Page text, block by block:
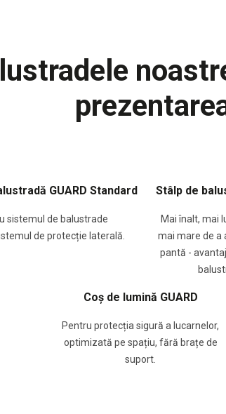
GUARD Standard
sistemul de balustrade
de protecție laterală.
Stâlp de
Mai înalt, mai
mai mare de a
pantă -
Coș de lumină GUARD
Pentru protecția sigură a lucarnelor,
optimizată pe spațiu, fără brațe de
suport.